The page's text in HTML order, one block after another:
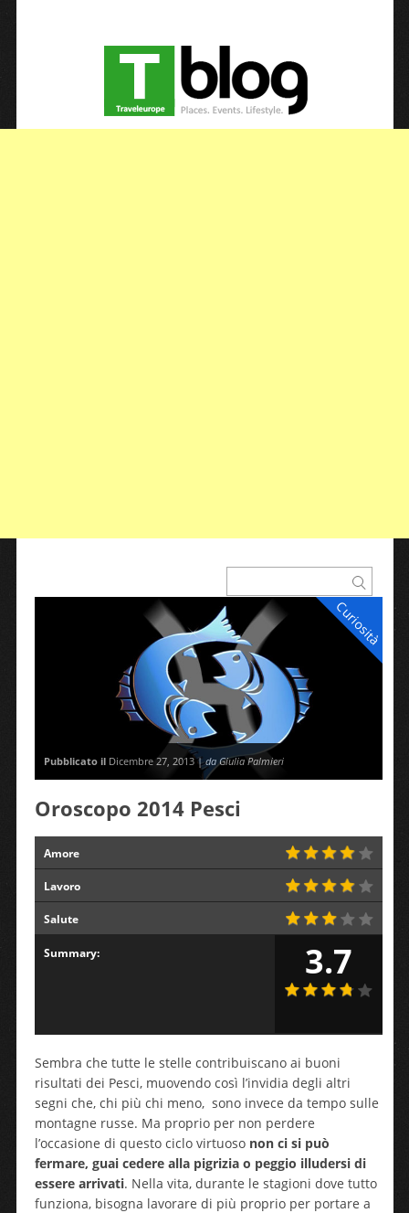
Curiosità
Pubblicato ilDicembre 27, 2013 |da Giulia Palmieri
Oroscopo 2014 Pesci
Amore
Lavoro
Salute
Summary: 3.7
Sembra che tutte le stelle contribuiscano ai buoni
risultati dei Pesci, muovendo così l’invidia degli altri
segni che, chi più chi meno, sono invece da tempo sulle
montagne russe. Ma proprio per non perdere
l’occasione di questo ciclo virtuoso non ci si può
fermare, guai cedere alla pigrizia o peggio illudersi di
essere arrivati. Nella vita, durante le stagioni dove tutto
funziona, bisogna lavorare di più proprio per portare a